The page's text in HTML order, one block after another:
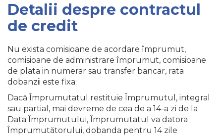
Detalii despre contractul
de credit
Nu exista comisioane de acordare împrumut,
comisioane de administrare împrumut, comisioane
de plata in numerar sau transfer bancar, rata
dobanzii este fixa;
Dacă Împrumutatul restituie Împrumutul, integral
sau partial, mai devreme de cea de a 14-a zi de la
Data Împrumutului, Împrumutatul va datora
Împrumutătorului, dobanda pentru 14 zile